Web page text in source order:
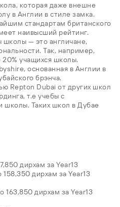
которая даже внешне
в Англии в стиле замка.
стандартам британского
наивысший рейтинг.
— это англичане,
Так, например,
учащихся школы.
основанная в Англии в
брэнча.
Repton Dubai от других школ
т.е учебы с
школы. Таких школ в Дубае
дирхам за Year13
158,350 дирхам за Year13
163,850 дирхам за Year13